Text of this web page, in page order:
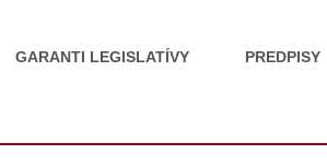
GARANTI LEGISLATÍVY PREDPISY